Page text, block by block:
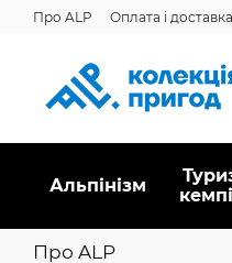
Перейти до основного
Про ALP Оплата і доставка
Альпінізм
Про ALP